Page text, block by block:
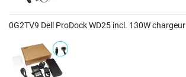
0G2TV9 Dell ProDock WD25 incl. 130W chargeur